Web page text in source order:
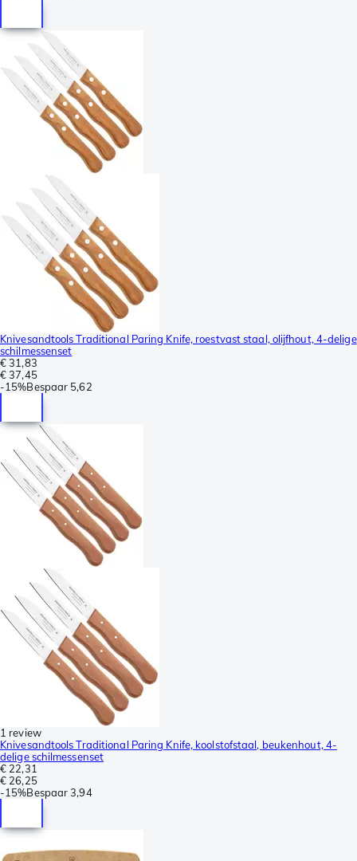
Knivesandtools Traditional Paring Knife, roestvast staal, olijfhout, 4-delige
schilmessenset
€ 31,83
€ 37,45
-15%Bespaar 5,62
1 review
Knivesandtools Traditional Paring Knife, koolstofstaal, beukenhout, 4-
delige schilmessenset
€ 22,31
€ 26,25
-15%Bespaar 3,94